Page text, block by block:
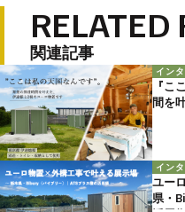
RELATED
関連記事
イン
『こ
間を
イン
ユー
県・